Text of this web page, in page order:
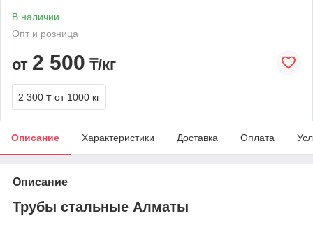
В наличии
Опт и розница
от 2 500 ₸/кг
2 300 ₸ от 1000 кг
Описание Характеристики Доставка Оплата
Описание
Трубы стальные Алматы